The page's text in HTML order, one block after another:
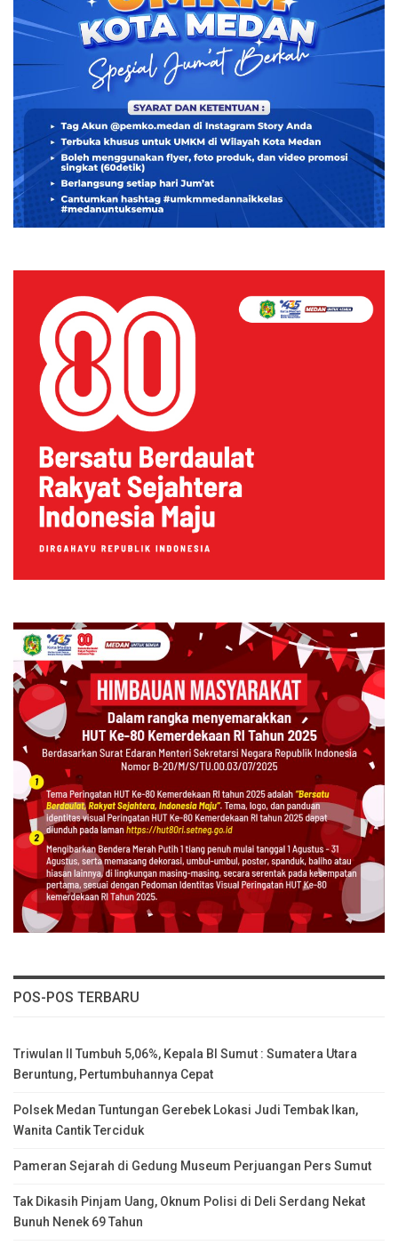
POS-POS TERBARU
Triwulan II Tumbuh 5,06%, Kepala BI Sumut : Sumatera Utara
Beruntung, Pertumbuhannya Cepat
Polsek Medan Tuntungan Gerebek Lokasi Judi Tembak Ikan,
Wanita Cantik Terciduk
Pameran Sejarah di Gedung Museum Perjuangan Pers Sumut
Tak Dikasih Pinjam Uang, Oknum Polisi di Deli Serdang Nekat
Bunuh Nenek 69 Tahun